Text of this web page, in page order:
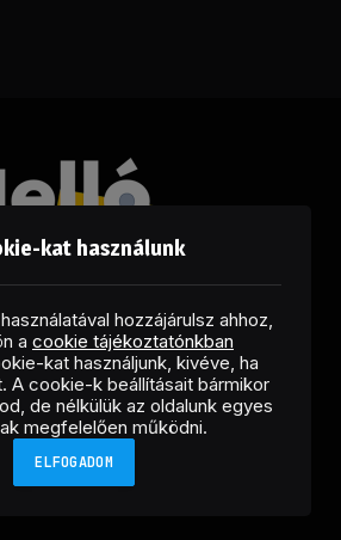
LinkedInX
(Twitter)
RSS
Helló Sajtó! Üzleti Sajtószolgálat
kat használunk
hozzájárulsz ahhoz,
a cookie tájékoztatónkban
kat használjunk, kivéve, ha
A cookie-k beállításait bármikor
de nélkülük az oldalunk egyes
megfelelően működni.
ELFOGADOM